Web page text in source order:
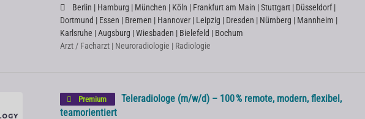
Berlin | Hamburg | München | Köln | Frankfurt am Main | Stuttgart | Düsseldorf |
Dortmund | Essen | Bremen | Hannover | Leipzig | Dresden | Nürnberg | Mannheim |
Karlsruhe | Augsburg | Wiesbaden | Bielefeld | Bochum
Arzt / Facharzt | Neuroradiologie | Radiologie
Premium
Teleradiologe (m/w/d) – 100 % remote, modern, flexibel,
teamorientiert